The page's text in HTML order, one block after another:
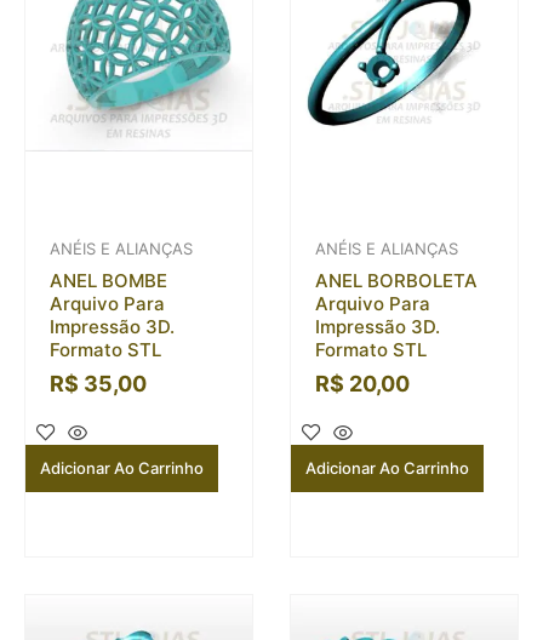
ANÉIS E ALIANÇAS
ANEL BOMBE
Arquivo Para
Impressão 3D.
Formato STL
R$ 35,00
Adicionar Ao Carrinho
ANÉIS E ALIANÇAS
ANEL BORBOLETA
Arquivo Para
Impressão 3D.
Formato STL
R$ 20,00
Adicionar Ao Carrinho